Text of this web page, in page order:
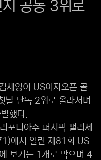
지 공동 3위로
세영이 US여자오픈 골
날 단독 2위로 올라서며
했다.
포니아주 퍼시픽 팰리세
에서 열린 제81회 US
보기는 1개로 막으며 4